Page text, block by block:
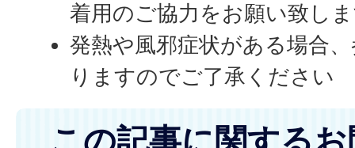
着用のご協力をお願い致し
発熱や風邪症状がある場合
りますのでご了承ください